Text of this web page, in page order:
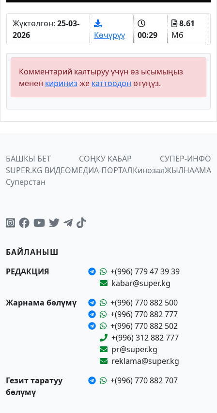
Жүктөлгөн: 25-03-
2026
Көчүрүү 00:29
8.61
Мб
Комментарий калтыруу үчүн өз ысымыңыз
менен кириңиз же каттоодон өтүңүз.
БАШКЫ БЕТ СОҢКУ КАБАР
СУПЕР-ИНФО
SUPER.KG ВИДЕОМЕДИА-ПОРТАЛКинозалЖЫЛНААМА
Суперстан
БАЙЛАНЫШ
РЕДАКЦИЯ
+(996) 779 47 39 39
kabar@super.kg
Жарнама бөлүмү
+(996) 770 882 500
+(996) 770 882 777
+(996) 770 882 502
+(996) 312 882 777
pr@super.kg
reklama@super.kg
Гезит таратуу
бөлүмү
+(996) 770 882 707